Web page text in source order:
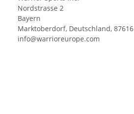
Nordstrasse 2
Bayern
Marktoberdorf, Deutschland, 87616
info@warrioreurope.com